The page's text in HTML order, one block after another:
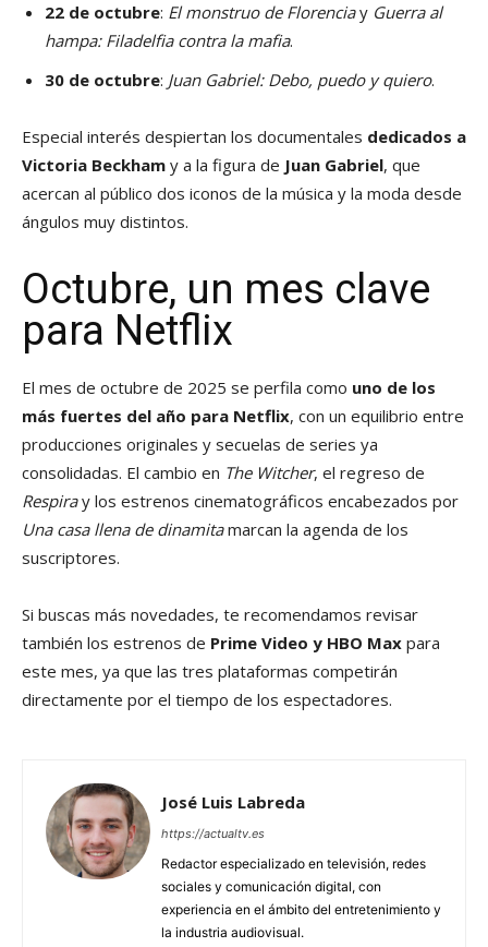
22 de octubre: El monstruo de Florenciay Guerra al
hampa: Filadelfia contra la mafia.
30 de octubre: Juan Gabriel: Debo, puedo y quiero.
Especial interés despiertan los documentales dedicados a
Victoria Beckham y a la figura de Juan Gabriel, que
acercan al público dos iconos de la música y la moda desde
ángulos muy distintos.
Octubre, un mes clave
para Netflix
El mes de octubre de 2025 se perfila como uno de los
más fuertes del año para Netflix, con un equilibrio entre
producciones originales y secuelas de series ya
consolidadas. El cambio en The Witcher, el regreso de
Respiray los estrenos cinematográficos encabezados por
Una casa llena de dinamitamarcan la agenda de los
suscriptores.
Si buscas más novedades, te recomendamos revisar
también los estrenos de Prime Video y HBO Max para
este mes, ya que las tres plataformas competirán
directamente por el tiempo de los espectadores.
José Luis Labreda
https://actualtv.es
Redactor especializado en televisión, redes
sociales y comunicación digital, con
experiencia en el ámbito del entretenimiento y
la industria audiovisual.